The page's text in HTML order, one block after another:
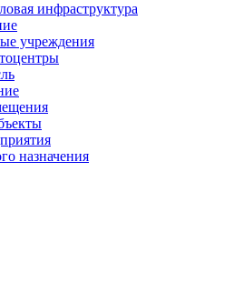
инфраструктура
учреждения
назначения